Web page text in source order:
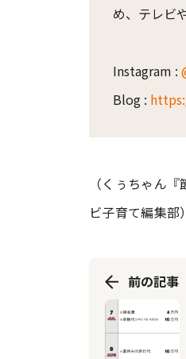
め、テレビ
Instagram :
Blog :
（くぅちゃん
ビ子育て編集部）
前の記事